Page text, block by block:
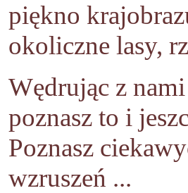
piękno
okoliczne lasy,
Wędrując z
poznasz to i
Poznasz
wzruszeń ...